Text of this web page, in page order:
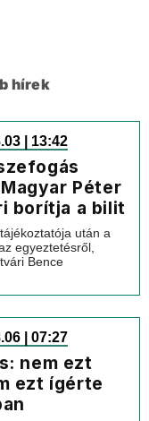
hírek
| 13:42
Péter
borítja a bilit
után a
egyeztetésről,
Bence
| 07:27
nem ezt
ezt ígérte